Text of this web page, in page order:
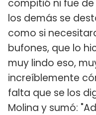
compitió ni fue
los demás se
como si
bufones, que lo
muy lindo eso,
increíblemente
falta que se los
Molina y sumó: